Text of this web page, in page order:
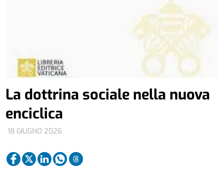
18 GIUGNO 2026
La dottrina sociale nella nuova
enciclica